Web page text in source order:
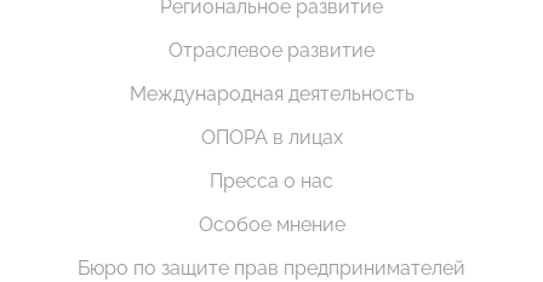
Региональное развитие
Отраслевое развитие
Международная деятельность
ОПОРА в лицах
Пресса о нас
Особое мнение
Бюро по защите прав предпринимателей